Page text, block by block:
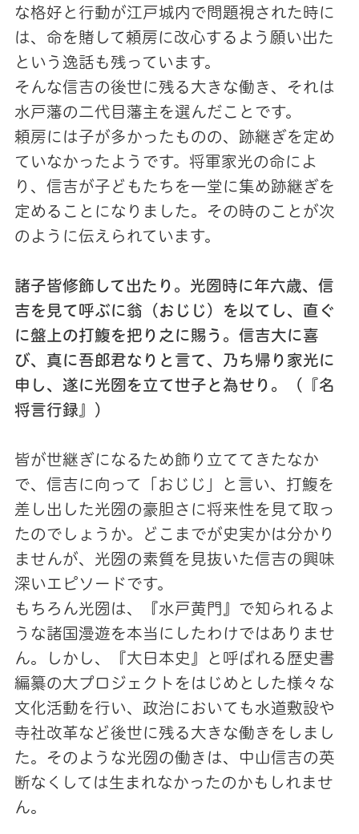
な格好と行動が江戸城内で問題視された時に
は、命を賭して頼房に改心するよう願い出た
という逸話も残っています。
そんな信吉の後世に残る大きな働き、それは
水戸藩の二代目藩主を選んだことです。
頼房には子が多かったものの、跡継ぎを定め
ていなかったようです。将軍家光の命によ
り、信吉が子どもたちを一堂に集め跡継ぎを
定めることになりました。その時のことが次
のように伝えられています。
諸子皆修飾して出たり。光圀時に年六歳、信
吉を見て呼ぶに翁（おじじ）を以てし、直ぐ
に盤上の打鰒を把り之に賜う。信吉大に喜
び、真に吾郎君なりと言て、乃ち帰り家光に
申し、遂に光圀を立て世子と為せり。（『名
将言行録』）
皆が世継ぎになるため飾り立ててきたなか
で、信吉に向って「おじじ」と言い、打鰒を
差し出した光圀の豪胆さに将来性を見て取っ
たのでしょうか。どこまでが史実かは分かり
ませんが、光圀の素質を見抜いた信吉の興味
深いエピソードです。
もちろん光圀は、『水戸黄門』で知られるよ
うな諸国漫遊を本当にしたわけではありませ
ん。しかし、『大日本史』と呼ばれる歴史書
編纂の大プロジェクトをはじめとした様々な
文化活動を行い、政治においても水道敷設や
寺社改革など後世に残る大きな働きをしまし
た。そのような光圀の働きは、中山信吉の英
断なくしては生まれなかったのかもしれませ
ん。